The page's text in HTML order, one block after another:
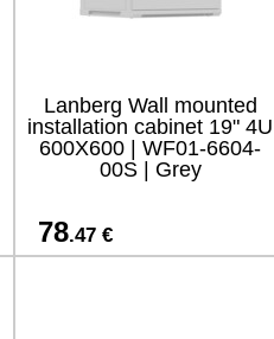
Lanberg Wall mounted
installation cabinet 19" 4U
600X600 | WF01-6604-
00S | Grey
78.47 €